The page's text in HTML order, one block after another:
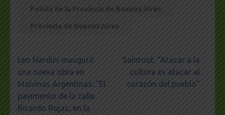
Policía de la Provincia de Buenos Aires
Provincia de Buenos Aires
Navegación
de
entradas
Leo Nardini inauguró
una nueva obra en
Malvinas Argentinas: “El
pavimento de la calle
Ricardo Rojas, en la
Saintout: “Atacar a la
cultura es atacar al
corazón del pueblo”